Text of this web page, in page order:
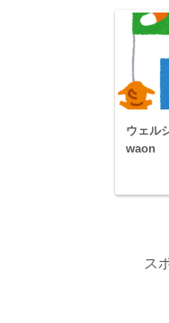
ウェル
waon
ス